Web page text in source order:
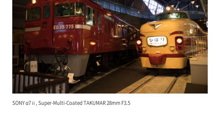
SONY α7ⅱ, Super-Multi-Coated TAKUMAR 28mm F3.5